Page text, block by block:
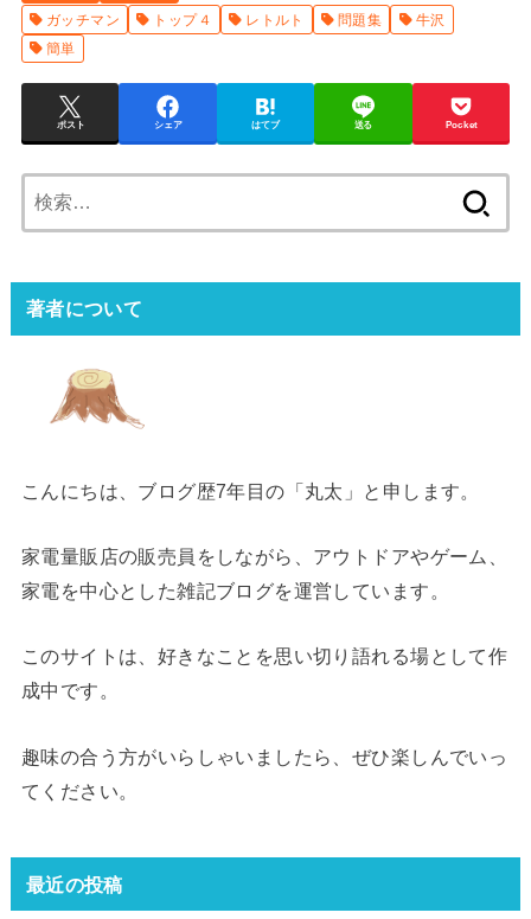
ガッチマン
トップ４ レトルト 問題集
牛沢
簡単
ポスト シェア はてブ 送る Pocket
索:
著者について
こんにちは、ブログ歴7年目の「丸太」と申します。
家電量販店の販売員をしながら、アウトドアやゲーム、
家電を中心とした雑記ブログを運営しています。
このサイトは、好きなことを思い切り語れる場として作
成中です。
趣味の合う方がいらしゃいましたら、ぜひ楽しんでいっ
てください。
最近の投稿